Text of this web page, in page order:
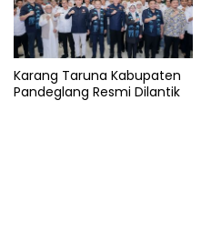
Karang Taruna Kabupaten
Pandeglang Resmi Dilantik